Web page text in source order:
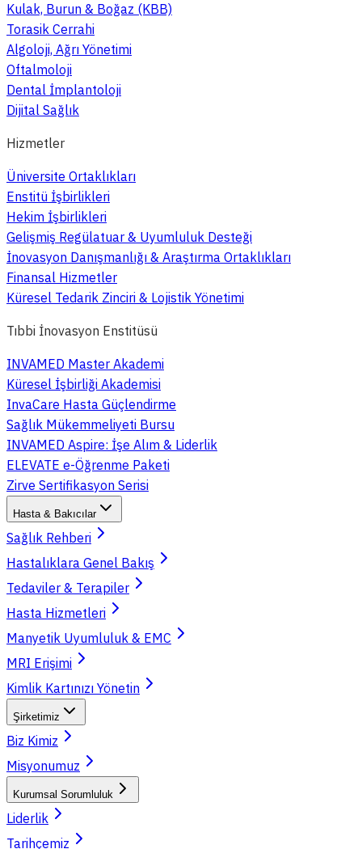
Kulak, Burun & Boğaz (KBB)
Torasik Cerrahi
Algoloji, Ağrı Yönetimi
Oftalmoloji
Dental İmplantoloji
Dijital Sağlık
Hizmetler
Üniversite Ortaklıkları
Enstitü İşbirlikleri
Hekim İşbirlikleri
Gelişmiş Regülatuar & Uyumluluk Desteği
İnovasyon Danışmanlığı & Araştırma Ortaklıkları
Finansal Hizmetler
Küresel Tedarik Zinciri & Lojistik Yönetimi
Tıbbi İnovasyon Enstitüsü
INVAMED Master Akademi
Küresel İşbirliği Akademisi
InvaCare Hasta Güçlendirme
Sağlık Mükemmeliyeti Bursu
INVAMED Aspire: İşe Alım & Liderlik
ELEVATE e-Öğrenme Paketi
Zirve Sertifikasyon Serisi
Hasta & Bakıcılar
Sağlık Rehberi
Hastalıklara Genel Bakış
Tedaviler & Terapiler
Hasta Hizmetleri
Manyetik Uyumluluk & EMC
MRI Erişimi
Kimlik Kartınızı Yönetin
Şirketimiz
Biz Kimiz
Misyonumuz
Kurumsal Sorumluluk
Liderlik
Tarihçemiz